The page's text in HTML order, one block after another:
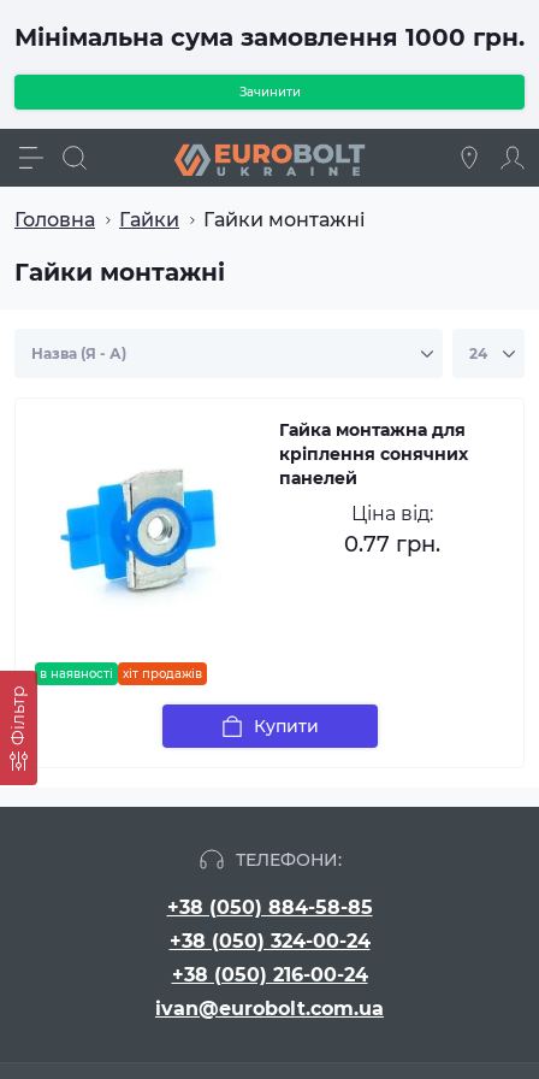
Мінімальна сума замовлення 1000 грн.
Зачинити
Головна Гайки Гайки монтажні
Гайки монтажні
Фільтр
в наявності хіт продажів
Гайка монтажна для
кріплення сонячних
панелей
Ціна від:
0.77 грн.
Купити
ТЕЛЕФОНИ:
+38 (050) 884-58-85
+38 (050) 324-00-24
+38 (050) 216-00-24
ivan@eurobolt.com.ua